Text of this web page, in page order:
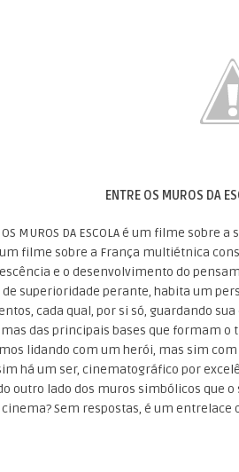
ENTRE OS MUROS DA
OS MUROS DA ESCOLA é um filme
filme sobre a França multiétnica
e o desenvolvimento do
superioridade perante, habita um
cada qual, por si só, guardando
das principais bases que formam o
lidando com um herói, mas sim
há um ser, cinematográfico por
outro lado dos muros simbólicos que
cinema? Sem respostas, é um